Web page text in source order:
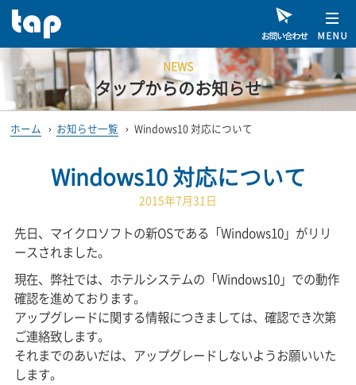
NEWS
タップからのお知らせ
ホーム › お知らせ一覧 › Windows10 対応について
Windows10 対応について
2015年7月31日
先日、マイクロソフトの新OSである「Windows10」がリリ
ースされました。
現在、弊社では、ホテルシステムの「Windows10」での動作
確認を進めております。
アップグレードに関する情報につきましては、確認でき次第
ご連絡致します。
それまでのあいだは、アップグレードしないようお願いいた
します。